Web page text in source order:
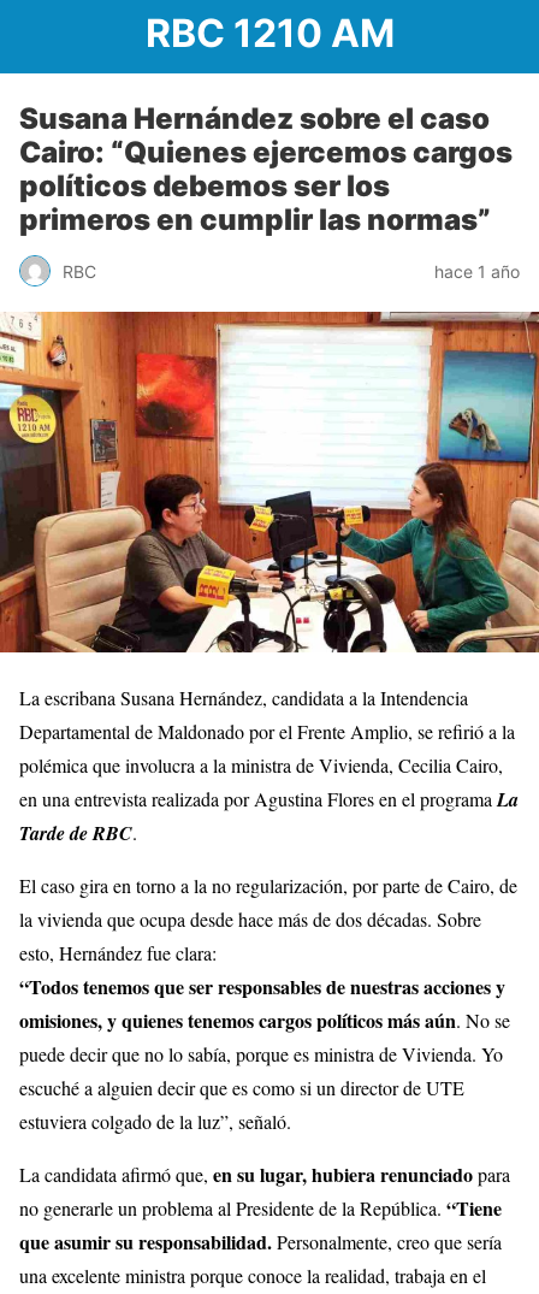
RBC 1210 AM
Susana Hernández sobre el caso
Cairo: “Quienes ejercemos cargos
políticos debemos ser los
primeros en cumplir las normas”
RBC hace 1 año
La escribana Susana Hernández, candidata a la Intendencia
Departamental de Maldonado por el Frente Amplio, se refirió a la
polémica que involucra a la ministra de Vivienda, Cecilia Cairo,
en una entrevista realizada por Agustina Flores en el programa La
Tarde de RBC.
El caso gira en torno a la no regularización, por parte de Cairo, de
la vivienda que ocupa desde hace más de dos décadas. Sobre
esto, Hernández fue clara:
“Todos tenemos que ser responsables de nuestras acciones y
omisiones, y quienes tenemos cargos políticos más aún. No se
puede decir que no lo sabía, porque es ministra de Vivienda. Yo
escuché a alguien decir que es como si un director de UTE
estuviera colgado de la luz”, señaló.
La candidata afirmó que, en su lugar, hubiera renunciadopara
no generarle un problema al Presidente de la República. “Tiene
que asumir su responsabilidad.Personalmente, creo que sería
una excelente ministra porque conoce la realidad, trabaja en el